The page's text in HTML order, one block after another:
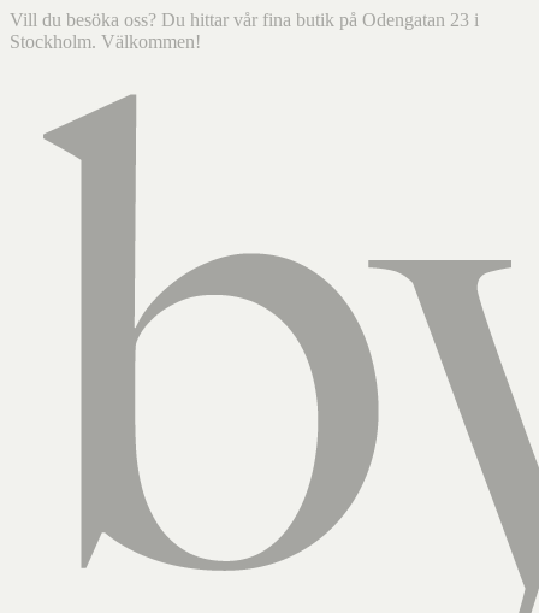
Vill du besöka oss? Du hittar vår fina butik på Odengatan 23 i
Stockholm. Välkommen!